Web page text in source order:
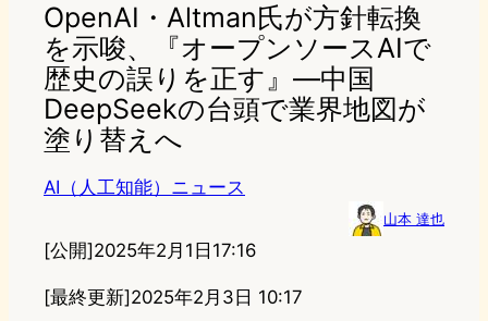
OpenAI・Altman氏が方針転換
を示唆、『オープンソースAIで
歴史の誤りを正す』―中国
DeepSeekの台頭で業界地図が
塗り替えへ
AI（人工知能）ニュース
山本 達也
[公開]2025年2月1日17:16
[最終更新]2025年2月3日 10:17